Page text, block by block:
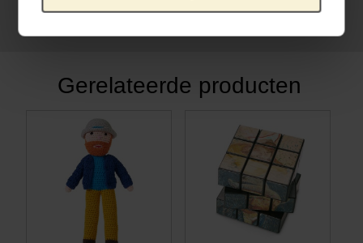
Gerelateerde producten